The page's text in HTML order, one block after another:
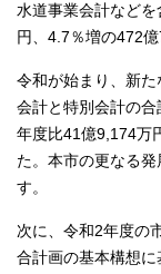
水道事業会計など
円、4.7％増の472
令和が始まり、新
会計と特別会計の
年度比41億9,174万
た。本市の更なる
す。
次に、令和2年度の
合計画の基本構想